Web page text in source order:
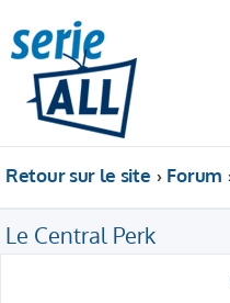
Retour sur le site Forum
Le Central Perk